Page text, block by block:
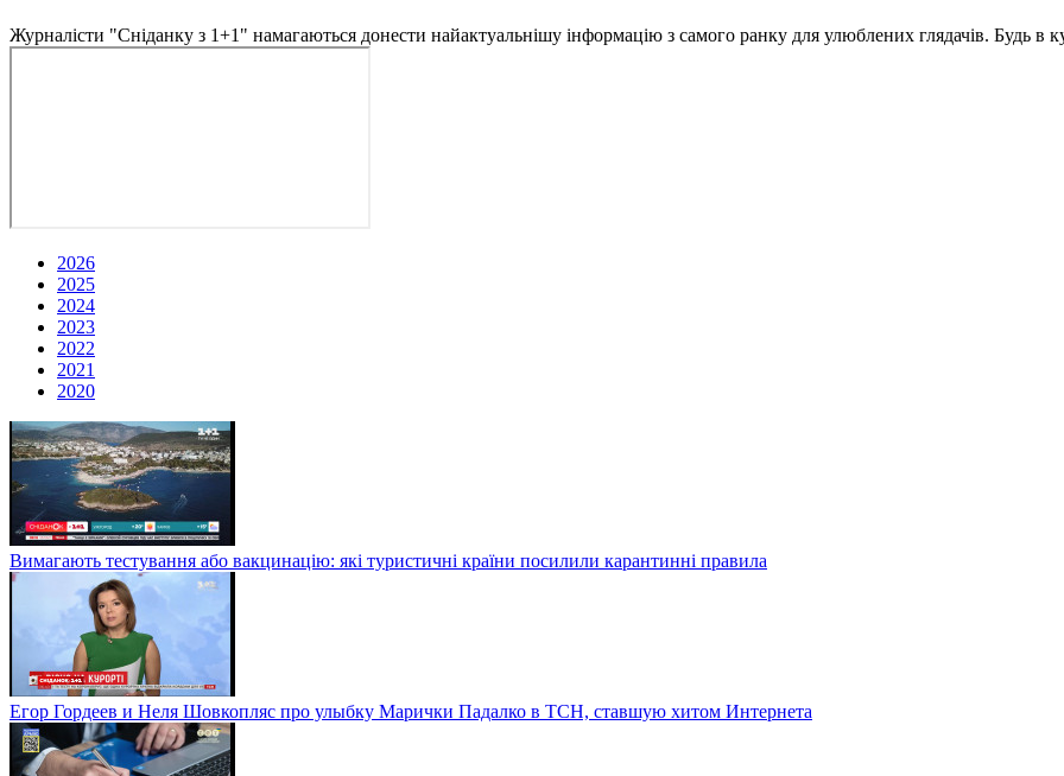
Журналісти "Сніданку з 1+1" намагаються донести найактуальнішу інформацію з самого ранку для улюблених глядачів. Будь в
2026
2025
2024
2023
2022
2021
2020
Вимагають тестування або вакцинацію: які туристичні країни посилили карантинні правила
Егор Гордеев и Неля Шовкопляс про улыбку Марички Падалко в ТСН, ставшую хитом Интернета